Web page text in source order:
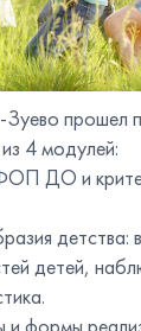
прошел
4 модулей:
ДО и
детства:
детей,